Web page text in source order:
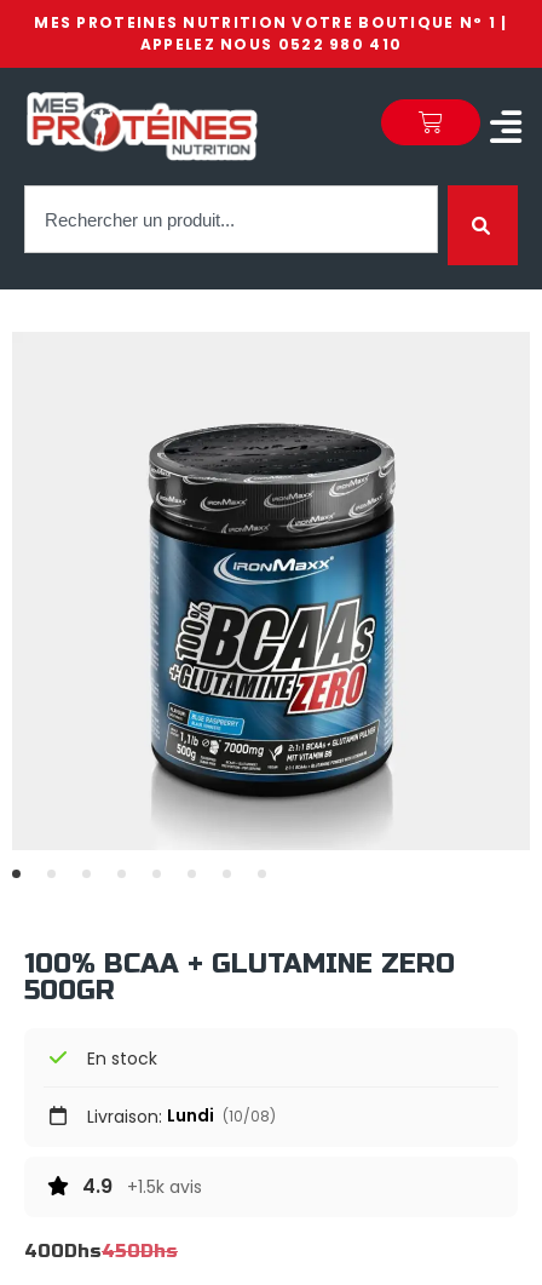
MES PROTEINES NUTRITION VOTRE BOUTIQUE N° 1 |
APPELEZ NOUS 0522 980 410
100% BCAA + GLUTAMINE ZERO
500GR
En stock
Livraison: Lundi (10/08)
4.9 +1.5k avis
450Dhs
400 Dhs